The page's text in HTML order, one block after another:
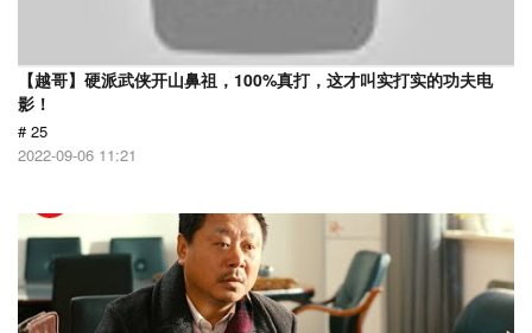
【越哥】硬派武侠开山鼻祖，100%真打，这才叫实打实的功夫电
影！
# 25
2022-09-06 11:21